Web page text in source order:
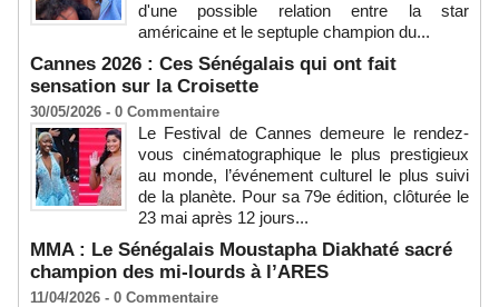
d'une possible relation entre la star
américaine et le septuple champion du...
Cannes 2026 : Ces Sénégalais qui ont fait
sensation sur la Croisette
30/05/2026 - 0 Commentaire
Le Festival de Cannes demeure le rendez-
vous cinématographique le plus prestigieux
au monde, l’événement culturel le plus suivi
de la planète. Pour sa 79e édition, clôturée le
23 mai après 12 jours...
MMA : Le Sénégalais Moustapha Diakhaté sacré
champion des mi-lourds à l’ARES
11/04/2026 - 0 Commentaire